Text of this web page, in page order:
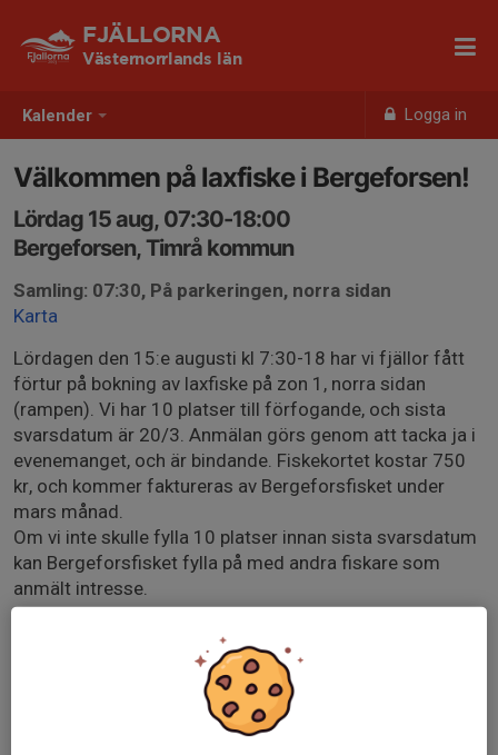
Kalender Logga in
FJÄLLORNA
Västernorrlands län
Välkommen på laxfiske i Bergeforsen!
Lördag 15 aug, 07:30-18:00
Bergeforsen, Timrå kommun
Samling: 07:30, På parkeringen, norra sidan
Karta
Lördagen den 15:e augusti kl 7:30-18 har vi fjällor fått
förtur på bokning av laxfiske på zon 1, norra sidan
(rampen). Vi har 10 platser till förfogande, och sista
svarsdatum är 20/3. Anmälan görs genom att tacka ja i
evenemanget, och är bindande. Fiskekortet kostar 750
kr, och kommer faktureras av Bergeforsfisket under
mars månad.
Om vi inte skulle fylla 10 platser innan sista svarsdatum
kan Bergeforsfisket fylla på med andra fiskare som
anmält intresse.
Det finns möjlighet att hyra spöset för 500 kr. Detta
betalas i så fall på plats den 15:e augusti. Meddela
gärna detta i samband med anmälan. Det finns även
möjlighet att köpa sänken och flugor på plats.